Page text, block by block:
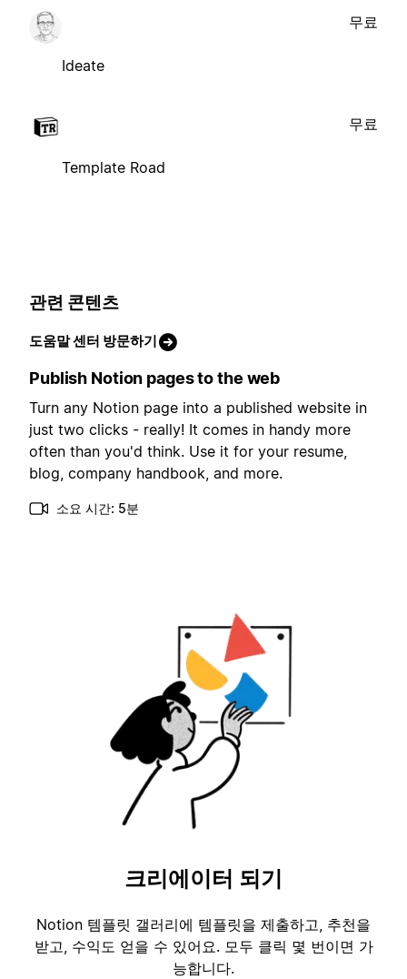
Ideate
무료
Template Road
무료
관련 콘텐츠
도움말 센터 방문하기
Publish Notion pages to the web
Turn any Notion page into a published website in
just two clicks - really! It comes in handy more
often than you'd think. Use it for your resume,
blog, company handbook, and more.
소요 시간: 5분
크리에이터 되기
Notion 템플릿 갤러리에 템플릿을 제출하고, 추천을
받고, 수익도 얻을 수 있어요. 모두 클릭 몇 번이면 가
능합니다.